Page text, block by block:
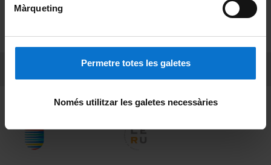
Màrqueting
Permetre totes les galetes
Només utilitzar les galetes necessàries
Privadesa i termes
Sobre UBtv
Fundadora de la Membre de la